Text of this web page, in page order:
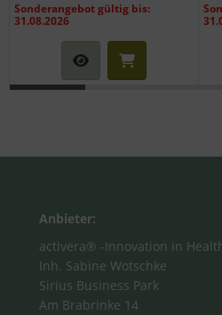
Sonderangebot gültig bis:
31.08.2026
Anbieter:
activera® -Innovation in
Inh. Sabine Wotschke
Sirius Business Park
Am Brabrinke 14